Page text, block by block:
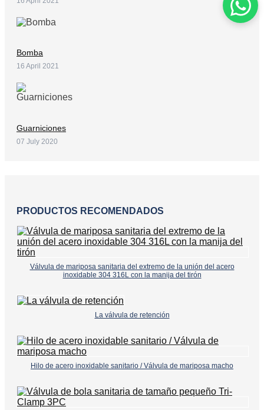
Bomba
16 April 2021
Guarniciones
07 July 2020
PRODUCTOS RECOMENDADOS
Válvula de mariposa sanitaria del extremo de la unión del acero
inoxidable 304 316L con la manija del tirón
La válvula de retención
Hilo de acero inoxidable sanitario / Válvula de mariposa macho